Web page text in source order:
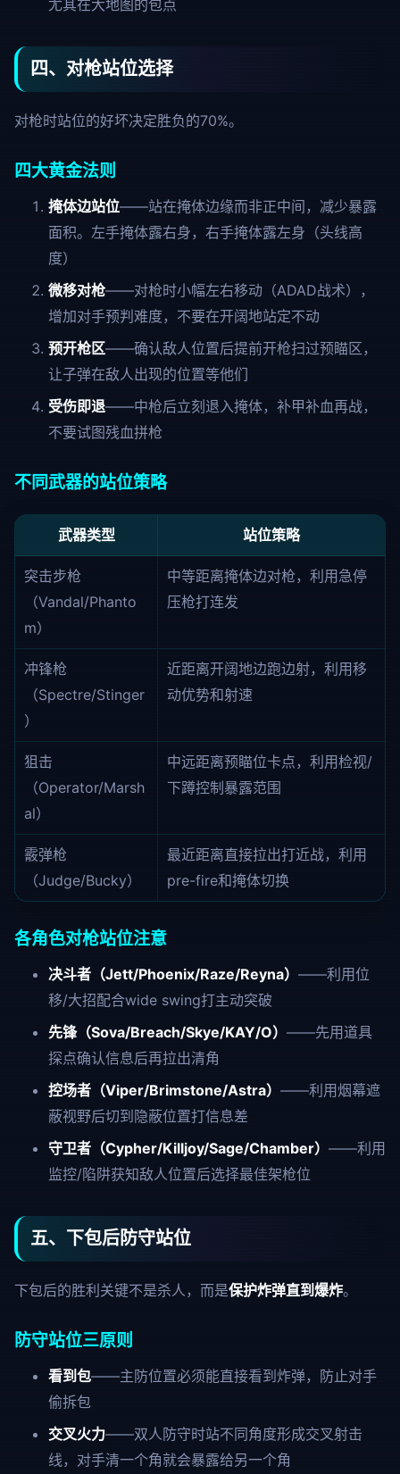
尤其在大地图的包点
四、对枪站位选择
对枪时站位的好坏决定胜负的70%。
四大黄金法则
掩体边站位——站在掩体边缘而非正中间，减少暴露
面积。左手掩体露右身，右手掩体露左身（头线高
度）
微移对枪——对枪时小幅左右移动（ADAD战术），
增加对手预判难度，不要在开阔地站定不动
预开枪区——确认敌人位置后提前开枪扫过预瞄区，
让子弹在敌人出现的位置等他们
受伤即退——中枪后立刻退入掩体，补甲补血再战，
不要试图残血拼枪
不同武器的站位策略
武器类型 站位策略
突击步枪
（Vandal/Phanto
m）
中等距离掩体边对枪，利用急停
压枪打连发
冲锋枪
（Spectre/Stinger
）
近距离开阔地边跑边射，利用移
动优势和射速
狙击
（Operator/Marsh
al）
中远距离预瞄位卡点，利用检视/
下蹲控制暴露范围
霰弹枪
（Judge/Bucky）
最近距离直接拉出打近战，利用
pre-fire和掩体切换
各角色对枪站位注意
决斗者（Jett/Phoenix/Raze/Reyna） ——利用位
移/大招配合wide swing打主动突破
先锋（Sova/Breach/Skye/KAY/O） ——先用道具
探点确认信息后再拉出清角
控场者（Viper/Brimstone/Astra） ——利用烟幕遮
蔽视野后切到隐蔽位置打信息差
守卫者（Cypher/Killjoy/Sage/Chamber） ——利用
监控/陷阱获知敌人位置后选择最佳架枪位
五、下包后防守站位
下包后的胜利关键不是杀人，而是保护炸弹直到爆炸。
防守站位三原则
看到包——主防位置必须能直接看到炸弹，防止对手
偷拆包
交叉火力——双人防守时站不同角度形成交叉射击
线，对手清一个角就会暴露给另一个角